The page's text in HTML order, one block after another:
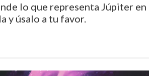
lo que representa Júpiter en
y úsalo a tu favor.